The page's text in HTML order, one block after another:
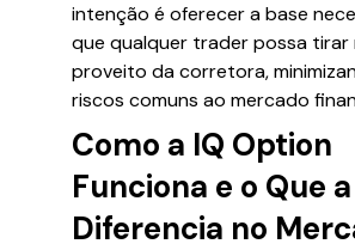
intenção é oferecer a base
que qualquer trader possa tirar
proveito da corretora,
riscos comuns ao mercado
Como a IQ Option
Funciona e o Que a
Diferencia no